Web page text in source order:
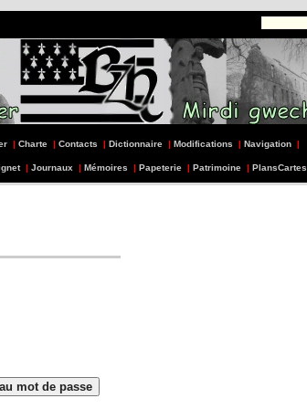
| Charte | Contacts | Dictionnaire | Modifications | Navigation |
| Journaux | Mémoires | Papeterie | Patrimoine | PlansCartes